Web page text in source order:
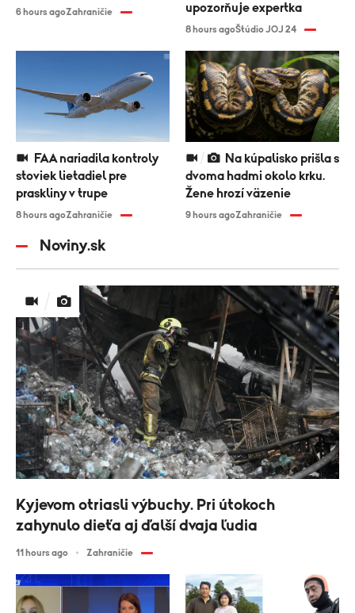
6 hours agoZahraničie
upozorňuje expertka
8 hours agoŠtúdio JOJ 24
stoviek lietadiel pre
praskliny v trupe
8 hours agoZahraničie
dvoma hadmi okolo krku.
Žene hrozí väzenie
9 hours agoZahraničie
Noviny.sk
Kyjevom otriasli výbuchy. Pri útokoch
zahynulo dieťa aj ďalší dvaja ľudia
11 hours ago Zahraničie